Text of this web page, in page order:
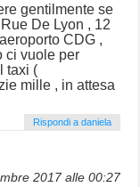
gentilmente se
De Lyon , 12
CDG ,
ci vuole per
taxi (
mille , in attesa
Rispondi a daniela
2017 alle 00:27